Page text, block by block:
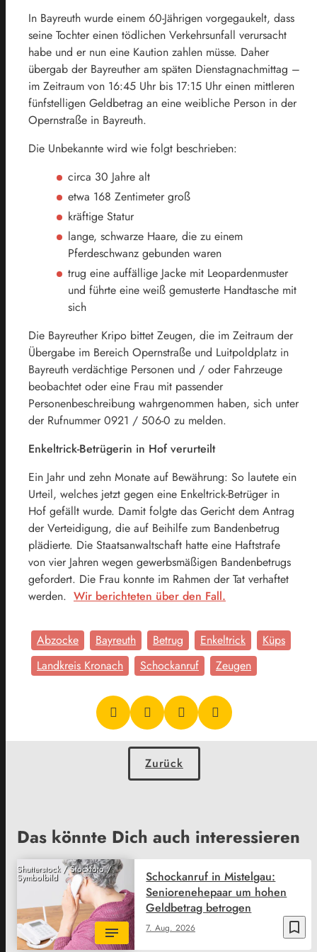
In Bayreuth wurde einem 60-Jährigen vorgegaukelt, dass
seine Tochter einen tödlichen Verkehrsunfall verursacht
habe und er nun eine Kaution zahlen müsse. Daher
übergab der Bayreuther am späten Dienstagnachmittag –
im Zeitraum von 16:45 Uhr bis 17:15 Uhr einen mittleren
fünfstelligen Geldbetrag an eine weibliche Person in der
Opernstraße in Bayreuth.
Die Unbekannte wird wie folgt beschrieben:
circa 30 Jahre alt
etwa 168 Zentimeter groß
kräftige Statur
lange, schwarze Haare, die zu einem
Pferdeschwanz gebunden waren
trug eine auffällige Jacke mit Leopardenmuster
und führte eine weiß gemusterte Handtasche mit
sich
Die Bayreuther Kripo bittet Zeugen, die im Zeitraum der
Übergabe im Bereich Opernstraße und Luitpoldplatz in
Bayreuth verdächtige Personen und / oder Fahrzeuge
beobachtet oder eine Frau mit passender
Personenbeschreibung wahrgenommen haben, sich unter
der Rufnummer 0921 / 506-0 zu melden.
Enkeltrick-Betrügerin in Hof verurteilt
Ein Jahr und zehn Monate auf Bewährung: So lautete ein
Urteil, welches jetzt gegen eine Enkeltrick-Betrüger in
Hof gefällt wurde. Damit folgte das Gericht dem Antrag
der Verteidigung, die auf Beihilfe zum Bandenbetrug
plädierte. Die Staatsanwaltschaft hatte eine Haftstrafe
von vier Jahren wegen gewerbsmäßigen Bandenbetrugs
gefordert. Die Frau konnte im Rahmen der Tat verhaftet
werden. Wir berichteten über den Fall.
Abzocke Bayreuth Betrug Enkeltrick
Küps
Landkreis Kronach
Schockanruf Zeugen
Zurück
Das könnte Dich auch interessieren
Shutterstock / Stockfoto /
Symbolbild
bookmark_border
7. Aug. 2026
Schockanruf in Mistelgau:
Seniorenehepaar um hohen
Geldbetrag betrogen